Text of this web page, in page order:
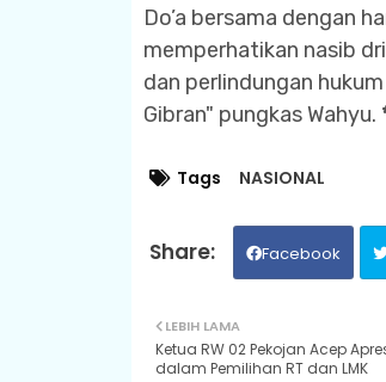
Do’a bersama dengan
memperhatikan nasib
dan perlindungan
Gibran" pungkas Wahyu.
Tags NASIONAL
Facebook
LEBIH LAMA
Ketua RW 02 Pekojan Acep
dalam Pemilihan RT dan LMK